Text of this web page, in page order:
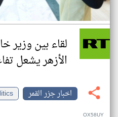
لقاء بين وزير
الأزهر يشعل
اخبار جزر القمر